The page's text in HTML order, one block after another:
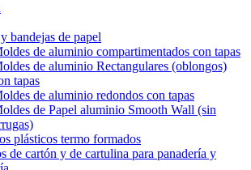
bandejas de papel
de aluminio compartimentados con tapas
de aluminio Rectangulares (oblongos)
tapas
de aluminio redondos con tapas
de Papel aluminio Smooth Wall (sin
plásticos termo formados
de cartón y de cartulina para panadería y